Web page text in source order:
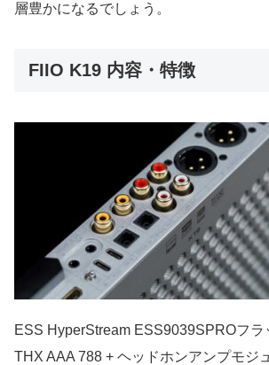
層豊かになるでしょう。
FIIO K19 内容・特徴
ESS HyperStream ESS9039SPROフ
THX AAA 788 + ヘッドホンアンプモジ